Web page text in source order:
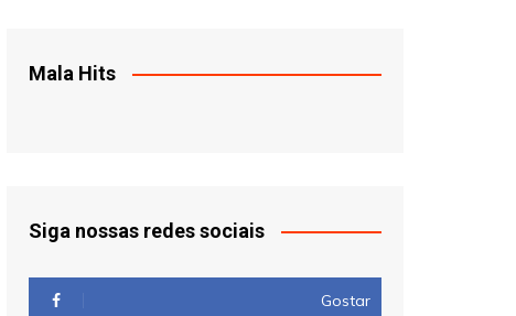
Mala Hits
Siga nossas redes sociais
Gostar